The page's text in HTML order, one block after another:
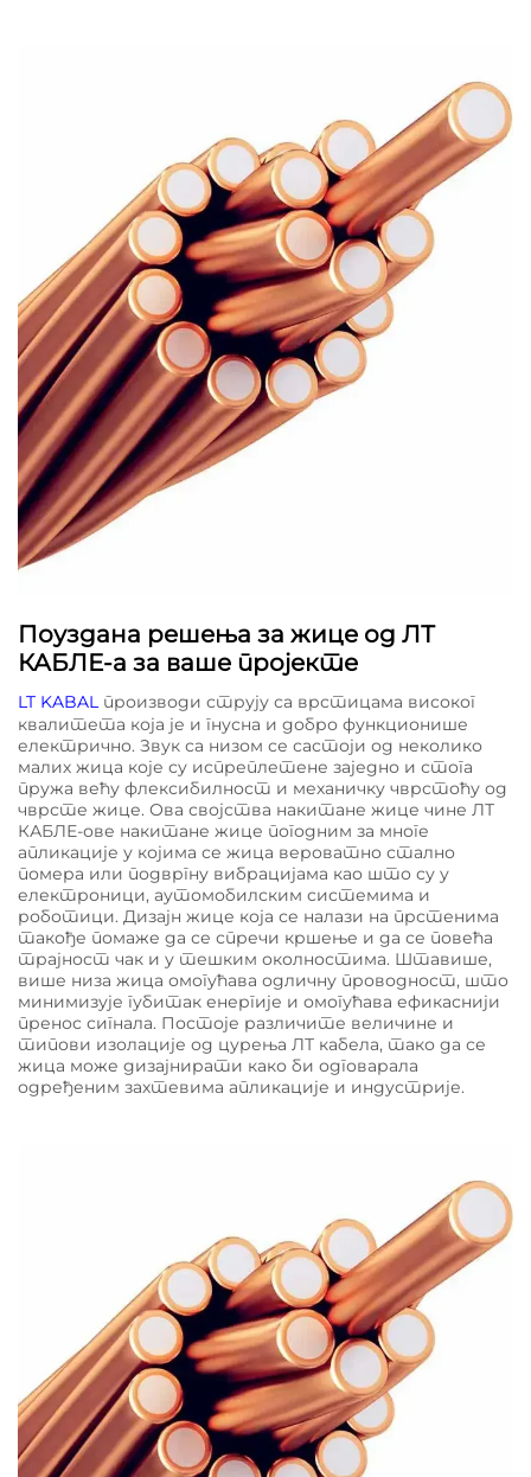
Поуздана решења за жице од ЛТ
КАБЛЕ-а за ваше пројекте
LT KABAL производи струју са врстицама високог
квалитета која је и гнусна и добро функционише
електрично. Звук са низом се састоји од неколико
малих жица које су испреплетене заједно и стога
пружа већу флексибилност и механичку чврстоћу од
чврсте жице. Ова својства накитане жице чине ЛТ
КАБЛЕ-ове накитане жице погодним за многе
апликације у којима се жица вероватно стално
помера или подвргну вибрацијама као што су у
електроници, аутомобилским системима и
роботици. Дизајн жице која се налази на прстенима
такође помаже да се спречи кршење и да се повећа
трајност чак и у тешким околностима. Штавише,
више низа жица омогућава одличну проводност, што
минимизује губитак енергије и омогућава ефикаснији
пренос сигнала. Постоје различите величине и
типови изолације од цурења ЛТ кабела, тако да се
жица може дизајнирати како би одговарала
одређеним захтевима апликације и индустрије.